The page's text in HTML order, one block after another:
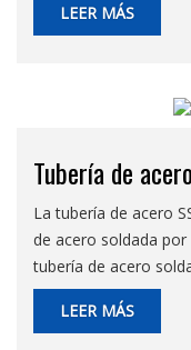
LEER MÁS
Tubería de
La tubería de acero
de acero soldada
tubería de acero
LEER MÁS